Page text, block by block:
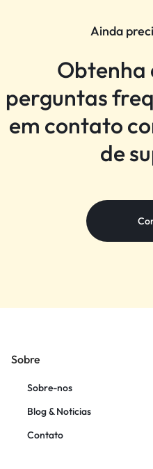
Ainda
Obtenha
perguntas
em contato
de
Sobre
Sobre-nos
Blog & Noticias
Contato